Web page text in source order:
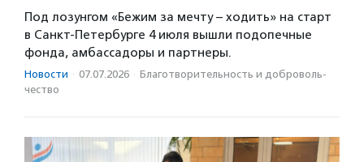
Под лозунгом «Бежим за мечту – ходить» на старт
в Санкт-Петербурге 4 июля вышли подопечные
фонда, амбассадоры и партнеры.
Новости · 07.07.2026 · Благотвори­тель­ность и доброволь­
чест­во